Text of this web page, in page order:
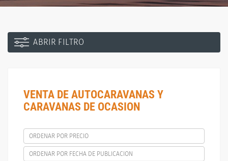
ABRIR FILTRO
VENTA DE AUTOCARAVANAS Y
CARAVANAS DE OCASION
ORDENAR POR PRECIO
ORDENAR POR FECHA DE PUBLICACION